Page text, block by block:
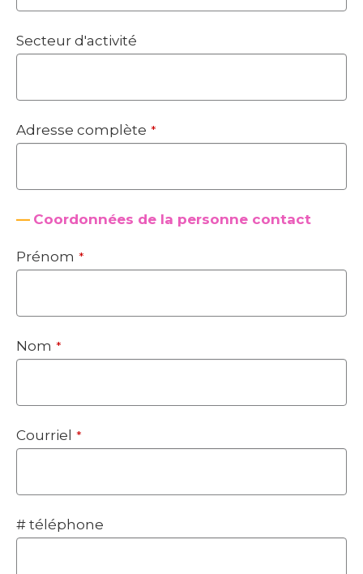
Secteur d'activité
Adresse complète *
— Coordonnées de la personne contact
Prénom *
Nom *
Email *
Courriel *
# téléphone